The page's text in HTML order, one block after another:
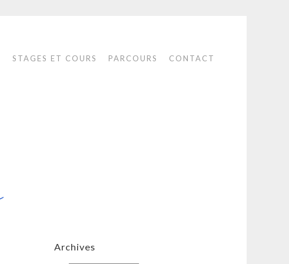
STAGES ET COURS PARCOURS CONTACT
Archives